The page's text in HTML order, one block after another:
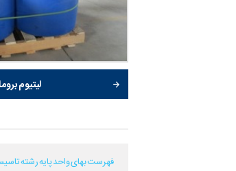
لیتیوم
فهرست بهای واحد پایه رشته